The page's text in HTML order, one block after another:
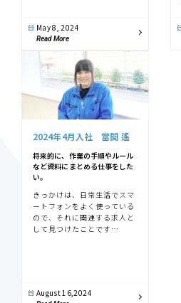
May 8, 2024
Read More
2024年4月入社 當間 遙
将来的に、作業の手順やルール
など資料にまとめる仕事をした
い。
きっかけは、日常生活でスマ
ートフォンをよく使っている
ので、それに関連する求人と
して見つけたことです…
August 16,2024